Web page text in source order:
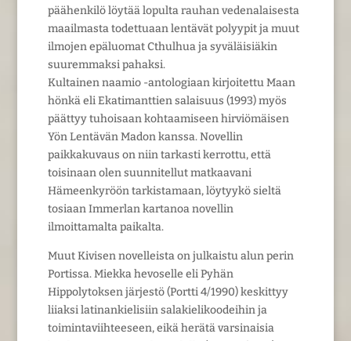
päähenkilö löytää lopulta rauhan vedenalaisesta
maailmasta todettuaan lentävät polyypit ja muut
ilmojen epäluomat Cthulhua ja syväläisiäkin
suuremmaksi pahaksi.
Kultainen naamio -antologiaan kirjoitettu Maan
hönkä eli Ekatimanttien salaisuus (1993) myös
päättyy tuhoisaan kohtaamiseen hirviömäisen
Yön Lentävän Madon kanssa. Novellin
paikkakuvaus on niin tarkasti kerrottu, että
toisinaan olen suunnitellut matkaavani
Hämeenkyröön tarkistamaan, löytyykö sieltä
tosiaan Immerlan kartanoa novellin
ilmoittamalta paikalta.
Muut Kivisen novelleista on julkaistu alun perin
Portissa. Miekka hevoselle eli Pyhän
Hippolytoksen järjestö (Portti 4/1990) keskittyy
liiaksi latinankielisiin salakielikoodeihin ja
toimintaviihteeseen, eikä herätä varsinaisia